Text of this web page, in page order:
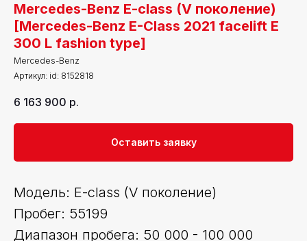
Mercedes-Benz E-class (V поколение)
[Mercedes-Benz E-Class 2021 facelift E
300 L fashion type]
Mercedes-Benz
Артикул: id: 8152818
6 163 900 р.
Оставить заявку
Модель: E-class (V поколение)
Пробег: 55199
Диапазон пробега: 50 000 - 100 000